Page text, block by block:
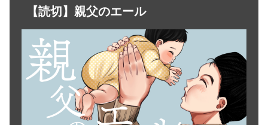
【読切】親父のエール